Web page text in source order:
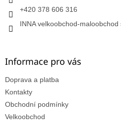
+420 378 606 316
INNA velkoobchod-maloobchod
Informace pro vás
Doprava a platba
Kontakty
Obchodní podmínky
Velkoobchod